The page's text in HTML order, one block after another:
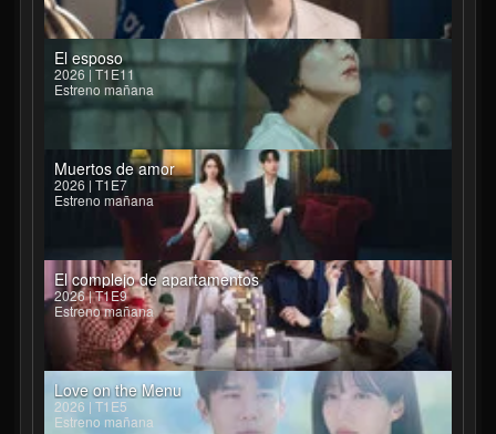
El esposo
2026 | T1E11
Estreno mañana
Muertos de amor
2026 | T1E7
Estreno mañana
El complejo de apartamentos
2026 | T1E9
Estreno mañana
Love on the Menu
2026 | T1E5
Estreno mañana